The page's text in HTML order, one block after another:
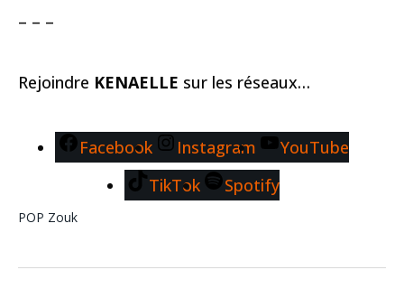
– – –
Rejoindre KENAELLE sur les réseaux…
Facebook Instagram
YouTube
TikTok
Spotify
POP Zouk